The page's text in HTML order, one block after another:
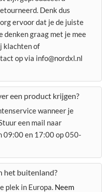
Denk dus
ervoor dat je de juiste
graag met je mee
klachten of
op via info@nordxl.nl
een product krijgen?
wanneer je
een mail naar
09:00 en 17:00 op 050-
het buitenland?
plek in Europa. Neem